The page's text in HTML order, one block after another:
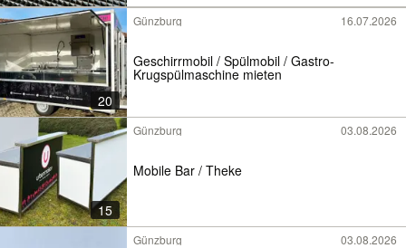
20
Günzburg 16.07.2026
Geschirrmobil / Spülmobil / Gastro-
Krugspülmaschine mieten
15
Günzburg 03.08.2026
Mobile Bar / Theke
Günzburg 03.08.2026